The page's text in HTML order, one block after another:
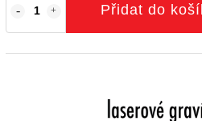
Přidat do